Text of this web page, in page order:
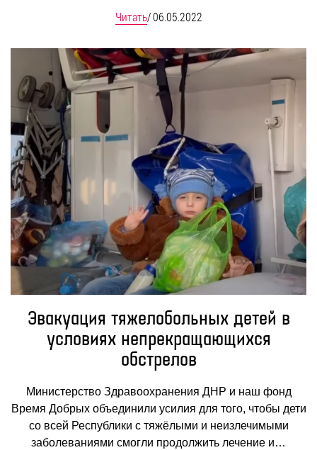
Читать/06.05.2022
Эвакуация тяжелобольных детей в
условиях непрекращающихся
обстрелов
Министерство Здравоохранения ДНР и наш фонд
Время Добрых объединили усилия для того, чтобы дети
со всей Республики с тяжёлыми и неизлечимыми
заболеваниями смогли продолжить лечение и…